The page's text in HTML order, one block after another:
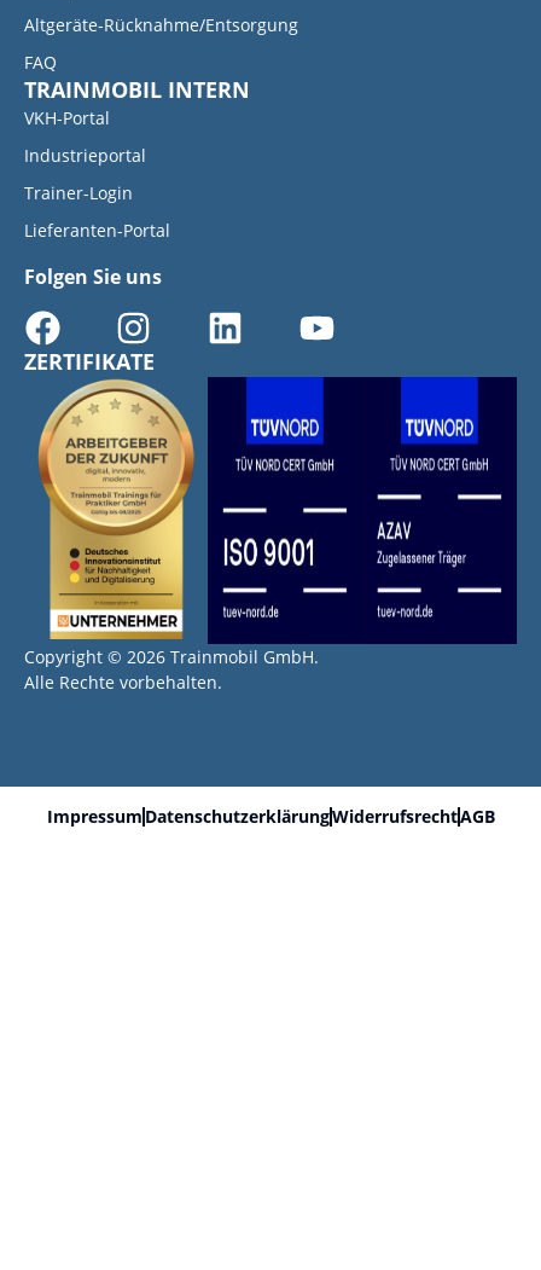
Altgeräte-Rücknahme/Entsorgung
FAQ
TRAINMOBIL INTERN
VKH-Portal
Industrieportal
Trainer-Login
Lieferanten-Portal
Folgen Sie uns
ZERTIFIKATE
Copyright © 2026 Trainmobil GmbH.
Alle Rechte vorbehalten.
Impressum DatenschutzerklärungWiderrufsrechtAGB